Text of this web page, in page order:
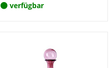
verfügbar